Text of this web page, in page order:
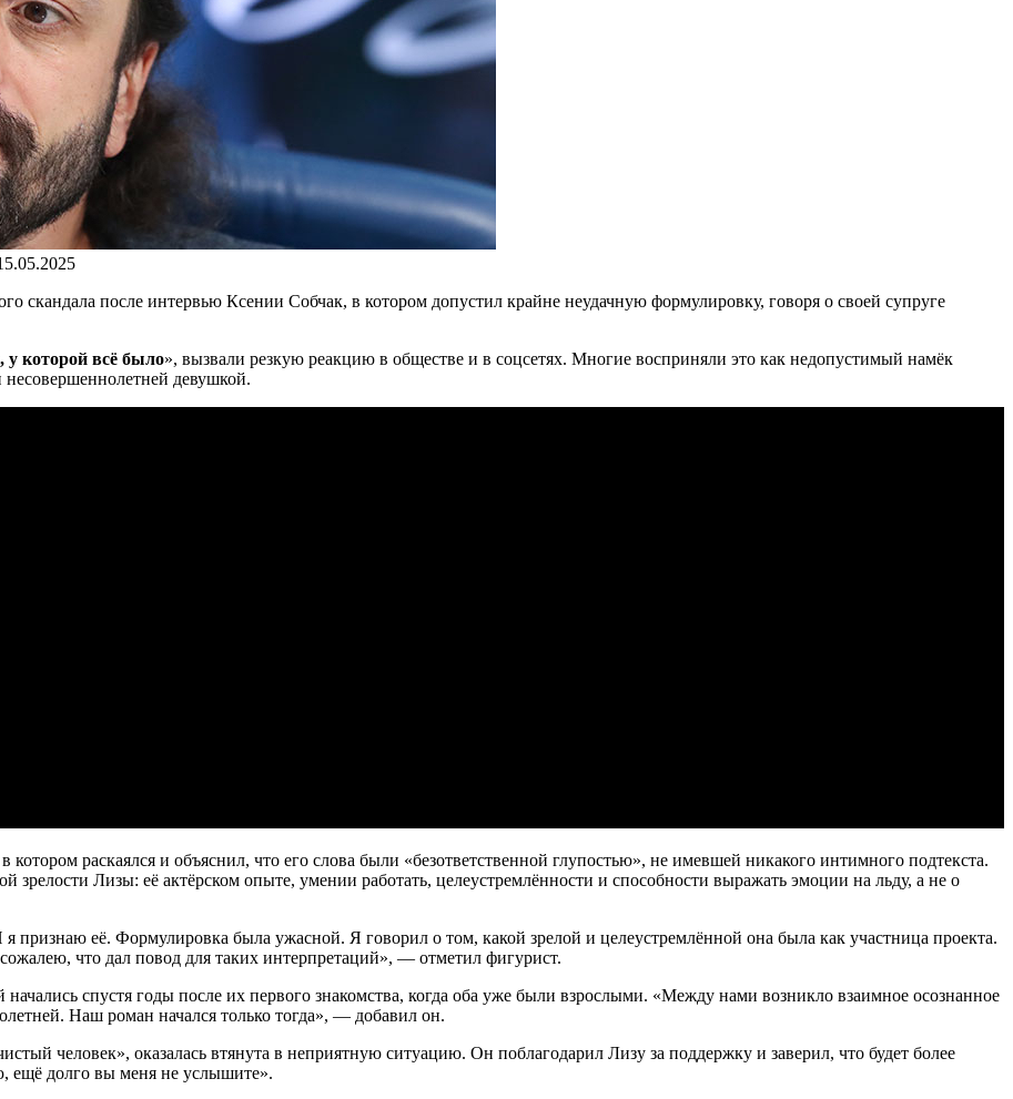
скандала после интервью Ксении Собчак, в котором допустил крайне неудачную формулировку, говоря о своей супруге
которой всё было», вызвали резкую реакцию в обществе и в соцсетях. Многие восприняли это как недопустимый намёк
девушкой.
раскаялся и объяснил, что его слова были «безответственной глупостью», не имевшей никакого интимного подтекста.
зрелости Лизы: её актёрском опыте, умении работать, целеустремлённости и способности выражать эмоции на льду, а не о
её. Формулировка была ужасной. Я говорил о том, какой зрелой и целеустремлённой она была как участница проекта.
что дал повод для таких интерпретаций», — отметил фигурист.
спустя годы после их первого знакомства, когда оба уже были взрослыми. «Между нами возникло взаимное осознанное
Наш роман начался только тогда», — добавил он.
человек», оказалась втянута в неприятную ситуацию. Он поблагодарил Лизу за поддержку и заверил, что будет более
ещё долго вы меня не услышите».